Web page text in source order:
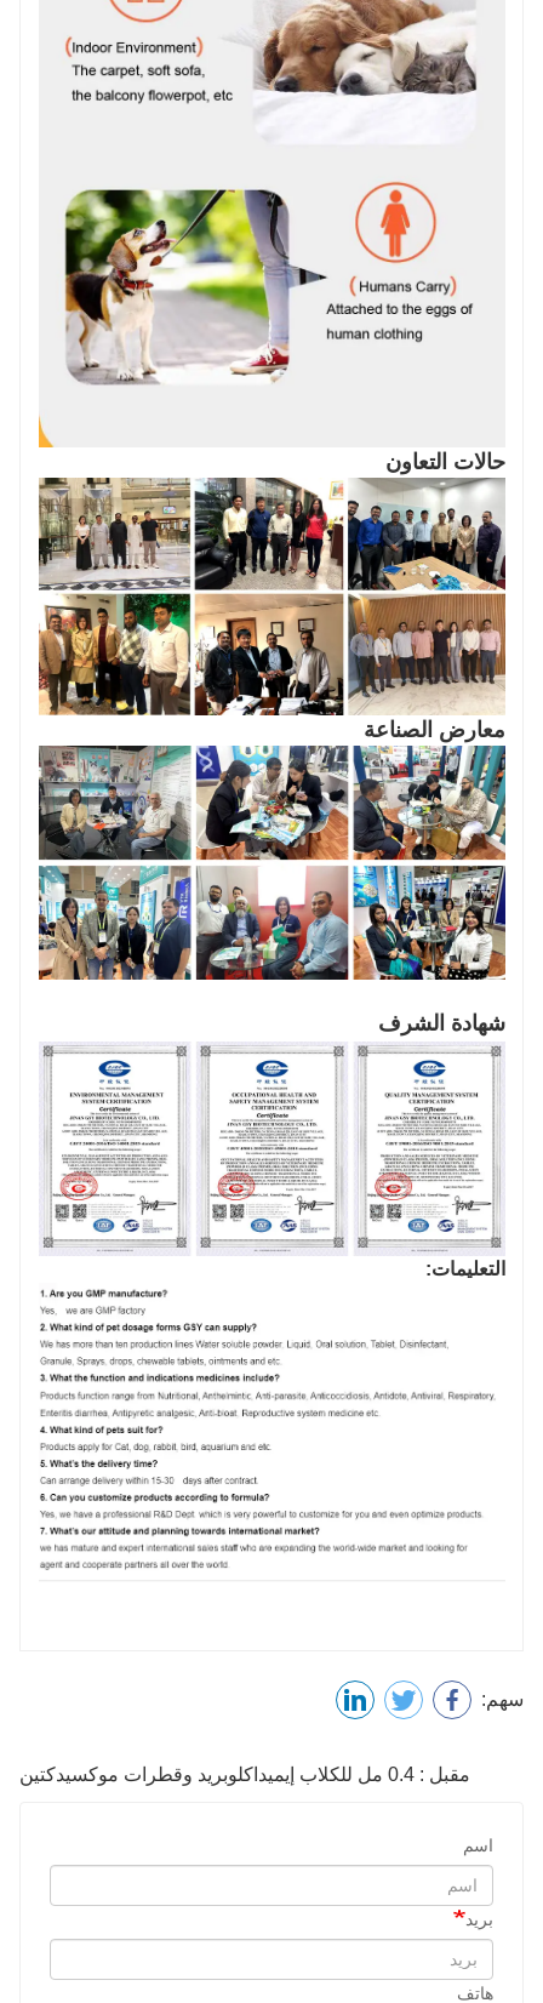
حالات التعاون
معارض الصناعة
شهادة الشرف
التعليمات:
سهم:
مقبل : 0.4 مل للكلاب إيميداكلوبريد وقطرات موكسيدكتين
اسم
بريد
هاتف